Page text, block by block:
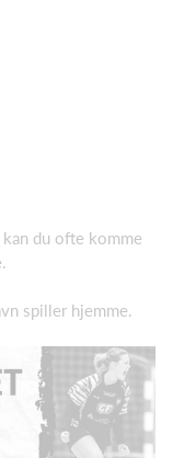
du ofte komme
spiller hjemme.